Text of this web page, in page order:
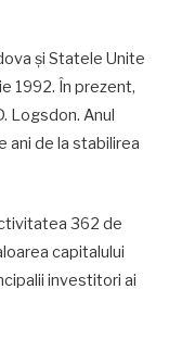
și Statele Unite
1992. În prezent,
Logsdon. Anul
ani de la stabilirea
362 de
capitalului
investitori ai